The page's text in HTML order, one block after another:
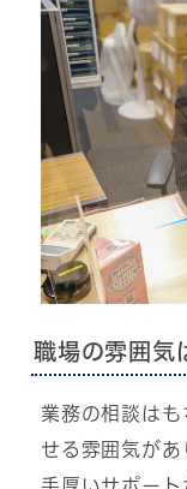
職場の雰囲気
業務の相談は
せる雰囲気があ